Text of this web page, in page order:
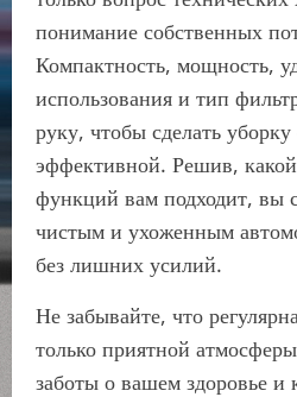
понимание собственных
Компактность, мощность,
использования и тип
руку, чтобы сделать
эффективной. Решив,
функций вам подходит, вы
чистым и ухоженным
без лишних усилий.
Не забывайте, что
только приятной
заботы о вашем здоровье и